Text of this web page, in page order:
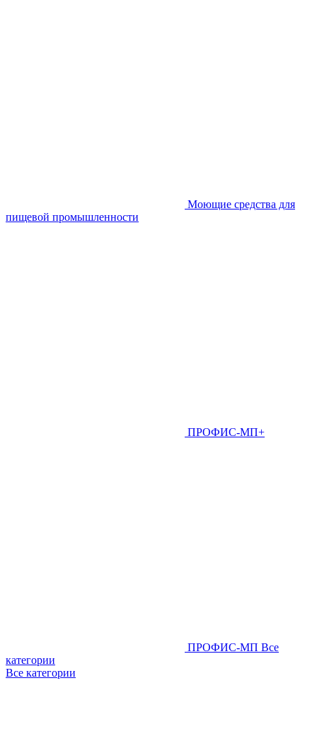
Моющие средства для
пищевой промышленности
ПРОФИС-МП+
ПРОФИС-МП Все
категории
Все категории